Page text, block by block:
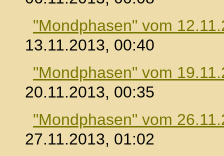
"Mondphasen" vom
13.11.2013, 00:40
"Mondphasen" vom
20.11.2013, 00:35
"Mondphasen" vom
27.11.2013, 01:02